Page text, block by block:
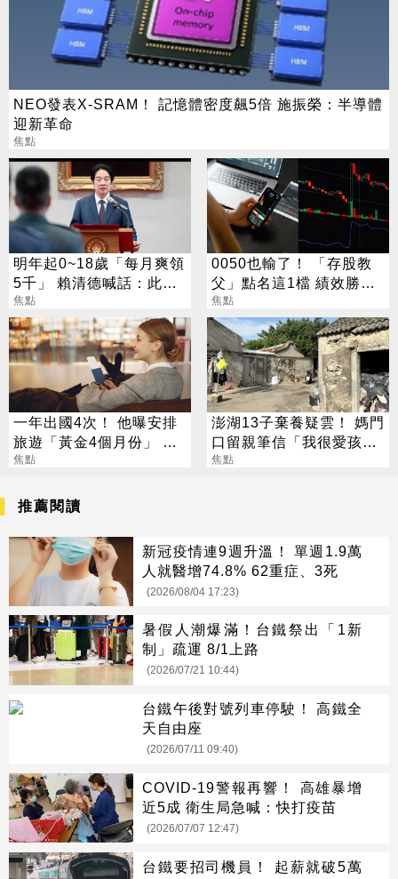
NEO發表X-SRAM！ 記憶體密度飆5倍 施振榮：半導體
迎新革命
焦點
明年起0~18歲「每月爽領
5千」 賴清德喊話：此時
不生待何時
焦點
0050也輸了！ 「存股教
父」點名這1檔 績效勝出
還更抗跌
焦點
一年出國4次！ 他曝安排
旅遊「黃金4個月份」 卡
對整年活在期待中
焦點
澎湖13子棄養疑雲！ 媽門
口留親筆信「我很愛孩
子」：請還我們平靜生活
焦點
推薦閱讀
新冠疫情連9週升溫！ 單週1.9萬
人就醫增74.8% 62重症、3死
(2026/08/04 17:23)
暑假人潮爆滿！台鐵祭出「1新
制」疏運 8/1上路
(2026/07/21 10:44)
台鐵午後對號列車停駛！ 高鐵全
天自由座
(2026/07/11 09:40)
COVID-19警報再響！ 高雄暴增
近5成 衛生局急喊：快打疫苗
(2026/07/07 12:47)
台鐵要招司機員！ 起薪就破5萬